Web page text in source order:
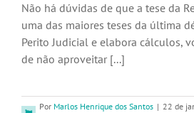
Não há dúvidas de que a tese da
uma das maiores teses da última
Perito Judicial e elabora cálculos,
de não aproveitar [...]
Por Marlos Henrique dos Santos | 22 de